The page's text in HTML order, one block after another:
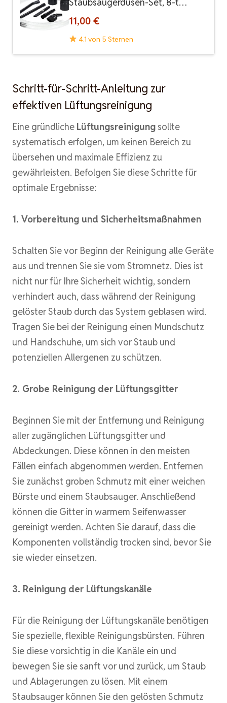
11,00 €
4.1 von 5 Sternen
Schritt-für-Schritt-Anleitung zur
effektiven Lüftungsreinigung
Eine gründliche Lüftungsreinigung sollte
systematisch erfolgen, um keinen Bereich zu
übersehen und maximale Effizienz zu
gewährleisten. Befolgen Sie diese Schritte für
optimale Ergebnisse:
1. Vorbereitung und Sicherheitsmaßnahmen
Schalten Sie vor Beginn der Reinigung alle Geräte
aus und trennen Sie sie vom Stromnetz. Dies ist
nicht nur für Ihre Sicherheit wichtig, sondern
verhindert auch, dass während der Reinigung
gelöster Staub durch das System geblasen wird.
Tragen Sie bei der Reinigung einen Mundschutz
und Handschuhe, um sich vor Staub und
potenziellen Allergenen zu schützen.
2. Grobe Reinigung der Lüftungsgitter
Beginnen Sie mit der Entfernung und Reinigung
aller zugänglichen Lüftungsgitter und
Abdeckungen. Diese können in den meisten
Fällen einfach abgenommen werden. Entfernen
Sie zunächst groben Schmutz mit einer weichen
Bürste und einem Staubsauger. Anschließend
können die Gitter in warmem Seifenwasser
gereinigt werden. Achten Sie darauf, dass die
Komponenten vollständig trocken sind, bevor Sie
sie wieder einsetzen.
3. Reinigung der Lüftungskanäle
Für die Reinigung der Lüftungskanäle benötigen
Sie spezielle, flexible Reinigungsbürsten. Führen
Sie diese vorsichtig in die Kanäle ein und
bewegen Sie sie sanft vor und zurück, um Staub
und Ablagerungen zu lösen. Mit einem
Staubsauger können Sie den gelösten Schmutz